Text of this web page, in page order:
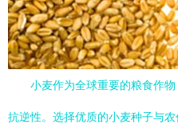
小麦作为全球重要的粮食作
抗逆性。选择优质的小麦种子与